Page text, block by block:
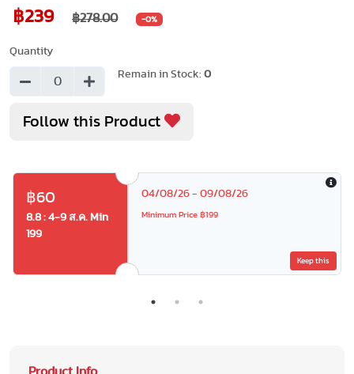
฿239 ฿278.00 -0%
Quantity
Remain in Stock: 0
Follow this Product
฿60
8.8 : 4-9 ส.ค. Min
199
04/08/26 - 09/08/26
Minimum Price ฿199
Keep this
Product Info